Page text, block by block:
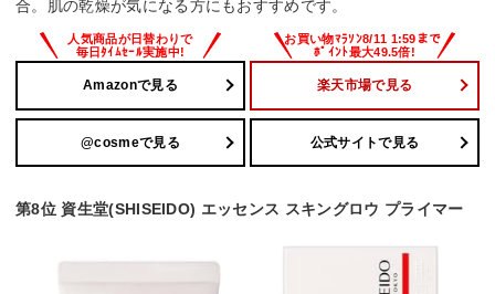
合。肌の乾燥が気になる方にもおすすめです。
Amazonで見る 楽天市場で見る
@cosmeで見る 公式サイトで見る
第8位 資生堂(SHISEIDO) エッセンス スキングロウ プライマー